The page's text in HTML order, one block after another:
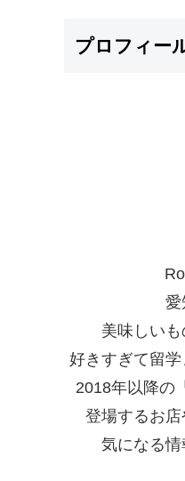
プロフィー
愛
美味しい
好きすぎて留学
2018年以降の
登場するお
気になる情